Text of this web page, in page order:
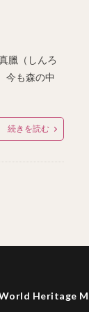
臘（しんろ
今も森の中
続きを読む
Heritage